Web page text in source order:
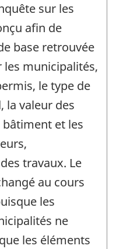
sur les
afin de
base retrouvée
municipalités,
le type de
la valeur des
et les
travaux. Le
au cours
les
ne
les éléments